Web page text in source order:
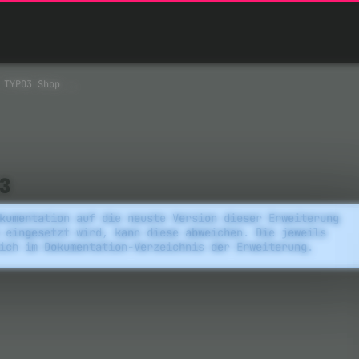
TYPO3 Shop
auf die neuste Version dieser Erweiterung
wird, kann diese abweichen. Die jeweils
im Dokumentation-Verzeichnis der Erweiterung.